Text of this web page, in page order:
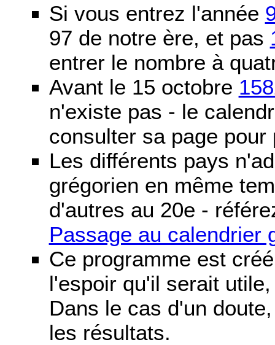
Si vous entrez l'année
97 de notre ère, et pas
entrer le nombre à
Avant le 15 octobre
n'existe pas - le
consulter sa page pour
Les différents pays
grégorien en même
d'autres au 20e -
Passage au calendrier
Ce programme est
l'espoir qu'il serait
Dans le cas d'un
les résultats.